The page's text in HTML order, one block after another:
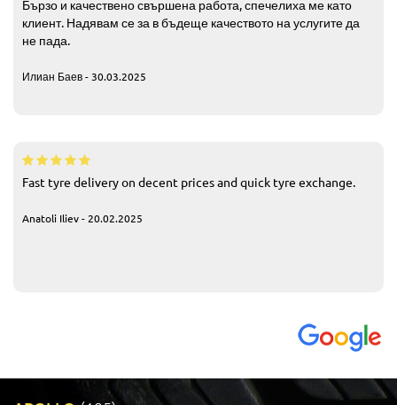
Бързо и качествено свършена работа, спечелиха ме като
клиент. Надявам се за в бъдеще качеството на услугите да
не пада.
Илиан Баев - 30.03.2025
Fast tyre delivery on decent prices and quick tyre exchange.
Anatoli Iliev - 20.02.2025